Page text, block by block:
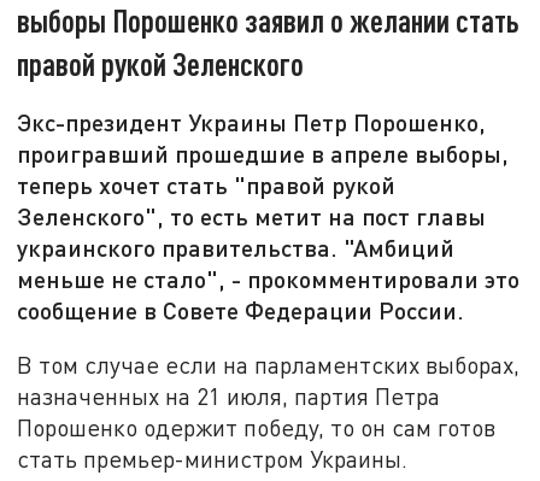
выборы Порошенко заявил о желании стать
правой рукой Зеленского
Экс-президент Украины Петр Порошенко,
проигравший прошедшие в апреле выборы,
теперь хочет стать "правой рукой
Зеленского", то есть метит на пост главы
украинского правительства. "Амбиций
меньше не стало", - прокомментировали это
сообщение в Совете Федерации России.
В том случае если на парламентских выборах,
назначенных на 21 июля, партия Петра
Порошенко одержит победу, то он сам готов
стать премьер-министром Украины.